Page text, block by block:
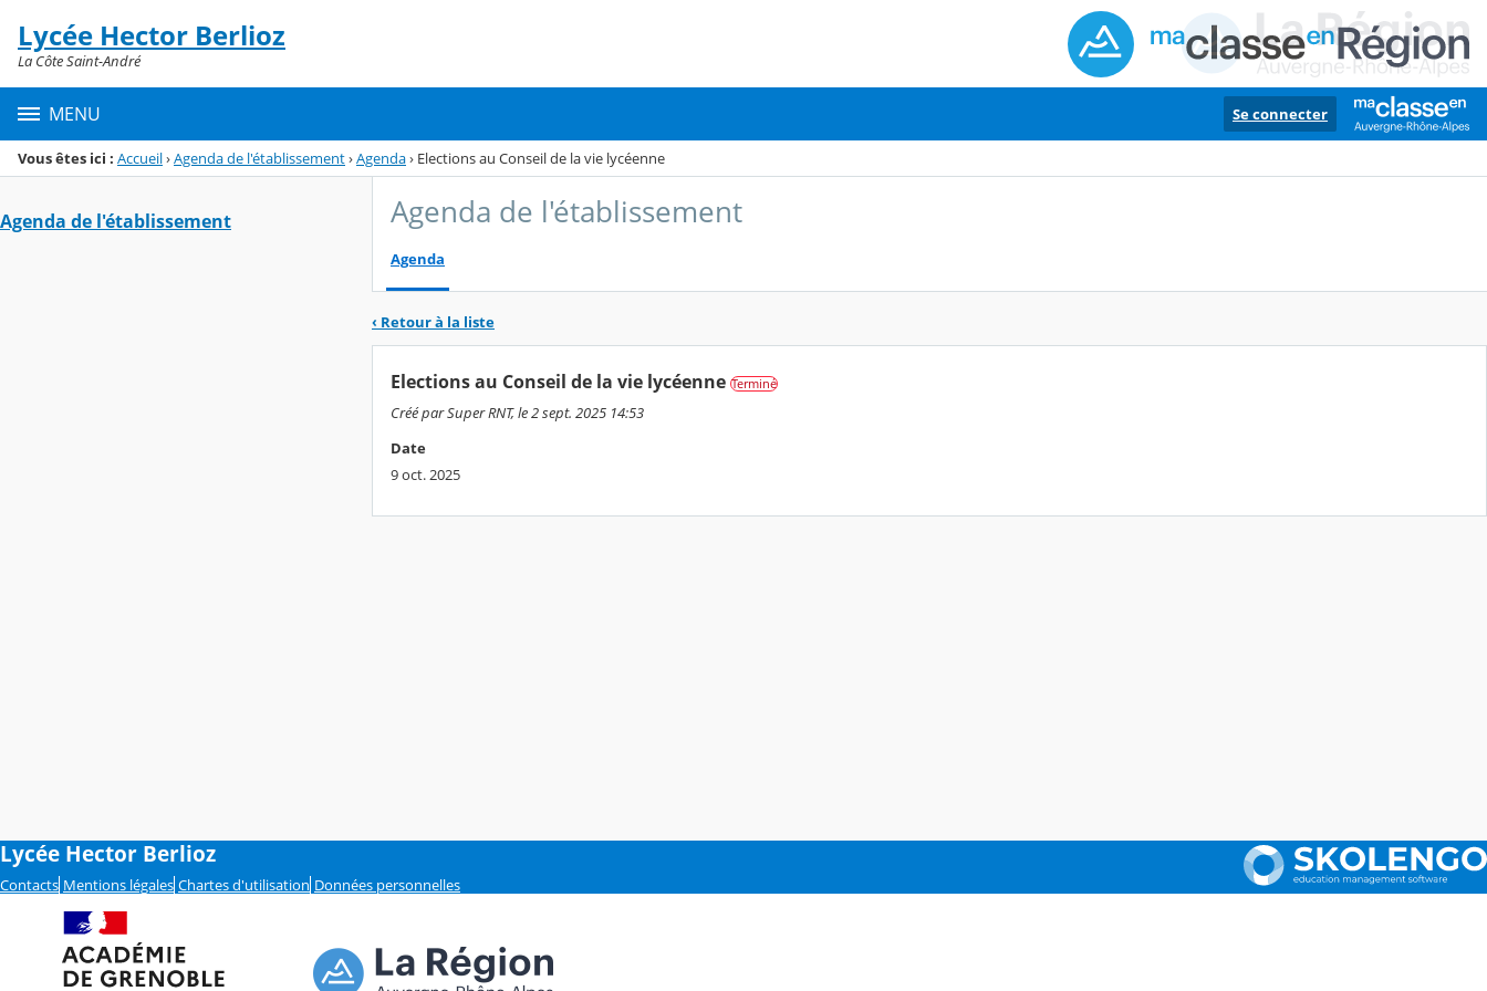
Menu de la rubrique
Contenu
Lycée Hector Berlioz
La Côte Saint-André
MENU Se connecter
Vous êtes ici : Accueil›Agenda de l'établissement›Agenda› Elections au Conseil de la vie lycéenne
Agenda de l'établissement Agenda de l'établissement
Agenda
‹ Retour à la liste
Elections au Conseil de la vie lycéenne Terminé
Créé par Super RNT, le 2 sept. 2025 14:53
Date
9 oct. 2025
Lycée Hector Berlioz
Contacts Mentions légales Chartes d'utilisation Données personnelles